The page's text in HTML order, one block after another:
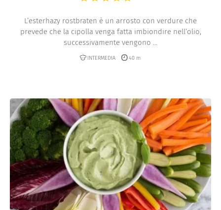
L’esterhazy rostbraten è un arrosto con verdure che
prevede che la cipolla venga fatta imbiondire nell’olio,
successivamente vengono ...
INTERMEDIA 40 m